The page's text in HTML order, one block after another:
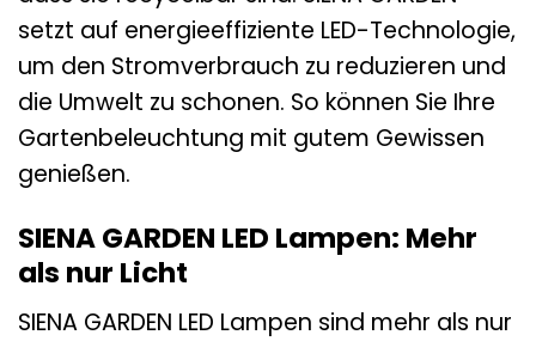
setzt auf energieeffiziente LED-Technologie,
um den Stromverbrauch zu reduzieren und
die Umwelt zu schonen. So können Sie Ihre
Gartenbeleuchtung mit gutem Gewissen
genießen.
SIENA GARDEN LED Lampen: Mehr
als nur Licht
SIENA GARDEN LED Lampen sind mehr als nur